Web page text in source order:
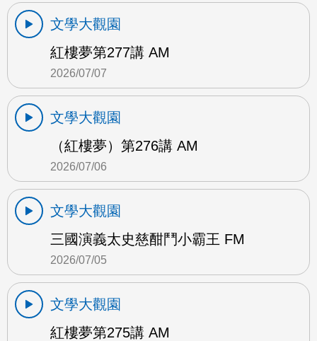
文學大觀園
紅樓夢第277講 AM
2026/07/07
文學大觀園
（紅樓夢）第276講 AM
2026/07/06
文學大觀園
三國演義太史慈酣鬥小霸王 FM
2026/07/05
文學大觀園
紅樓夢第275講 AM